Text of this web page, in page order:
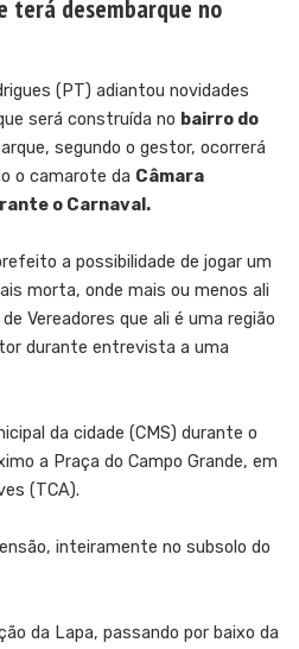
terá desembarque no
(PT) adiantou novidades
será construída no bairro do
segundo o gestor, ocorrerá
o camarote da Câmara
o Carnaval.
a possibilidade de jogar um
morta, onde mais ou menos ali
Vereadores que ali é uma região
durante entrevista a uma
da cidade (CMS) durante o
a Praça do Campo Grande, em
(TCA).
inteiramente no subsolo do
da Lapa, passando por baixo da